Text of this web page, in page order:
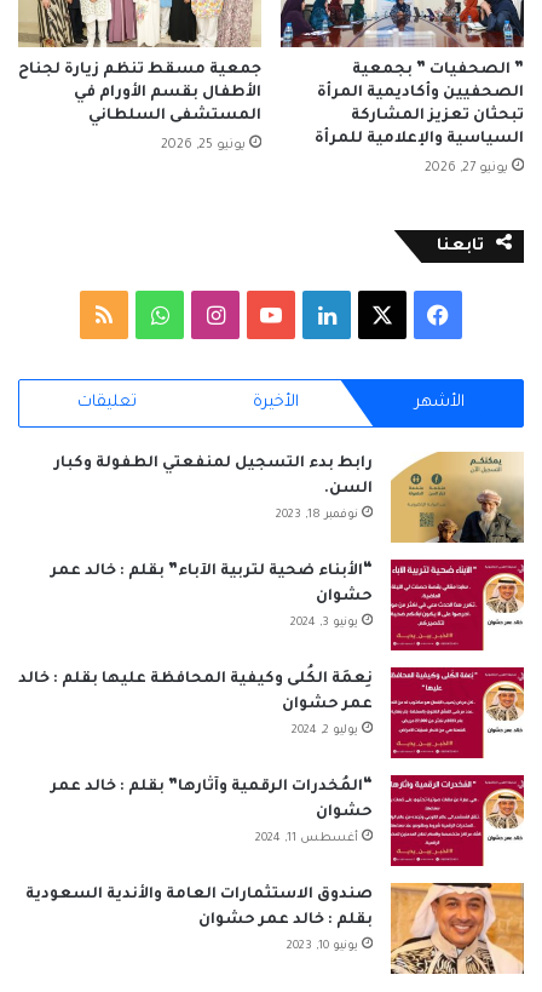
” الصحفيات ” بجمعية
الصحفيين وأكاديمية المرأة
تبحثان تعزيز المشاركة
السياسية والإعلامية للمرأة
يونيو 27, 2026
جمعية مسقط تنظم زيارة لجناح
الأطفال بقسم الأورام في
المستشفى السلطاني
يونيو 25, 2026
تابعنا
فيسبوك لينكدإن‫YouTubeانستقرامواتسابملخص
RSS الأشهر الأخيرة تعليقات
رابط بدء التسجيل لمنفعتي الطفولة وكبار
السن.
نوفمبر 18, 2023
“الأبناء ضحية لتربية الآباء” بقلم : خالد عمر
حشوان
يونيو 3, 2024
نِعمَة الكُلى وكيفية المحافظة عليها بقلم : خالد
عمر حشوان
يوليو 2, 2024
“المُخدرات الرقمية وآثارها” بقلم : خالد عمر
حشوان
أغسطس 11, 2024
صندوق الاستثمارات العامة والأندية السعودية
بقلم : خالد عمر حشوان
يونيو 10, 2023